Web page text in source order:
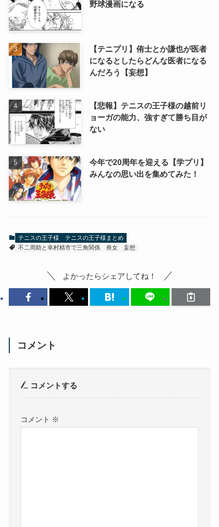
野球漫画になる
【テニプリ】侑士とか謙也が医者
になるとしたらどんな医者になる
んだろう【妄想】
【悲報】テニスの王子様の越前リ
ョーガの能力、強すぎて勝ち目が
ない
今年で20周年を迎える【学プリ】
みんなの思い出を集めてみた！
テニスの王子様
テニスの王子様まとめ
不二周助と幸村精市で三角関係
喪女 妄想
よかったらシェアしてね！
コメント
コメントする
コメント ※